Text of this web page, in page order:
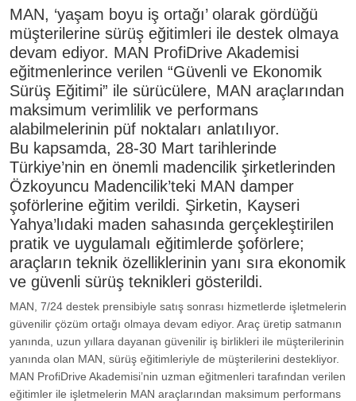
MAN, ‘yaşam boyu iş ortağı’ olarak gördüğü
müşterilerine sürüş eğitimleri ile destek olmaya
devam ediyor. MAN ProfiDrive Akademisi
eğitmenlerince verilen “Güvenli ve Ekonomik
Sürüş Eğitimi” ile sürücülere, MAN araçlarından
maksimum verimlilik ve performans
alabilmelerinin püf noktaları anlatılıyor.
Bu kapsamda, 28-30 Mart tarihlerinde
Türkiye’nin en önemli madencilik şirketlerinden
Özkoyuncu Madencilik’teki MAN damper
şoförlerine eğitim verildi. Şirketin, Kayseri
Yahya’lıdaki maden sahasında gerçekleştirilen
pratik ve uygulamalı eğitimlerde şoförlere;
araçların teknik özelliklerinin yanı sıra ekonomik
ve güvenli sürüş teknikleri gösterildi.
MAN, 7/24 destek prensibiyle satış sonrası hizmetlerde işletmelerin
güvenilir çözüm ortağı olmaya devam ediyor. Araç üretip satmanın
yanında, uzun yıllara dayanan güvenilir iş birlikleri ile müşterilerinin
yanında olan MAN, sürüş eğitimleriyle de müşterilerini destekliyor.
MAN ProfiDrive Akademisi’nin uzman eğitmenleri tarafından verilen
eğitimler ile işletmelerin MAN araçlarından maksimum performans